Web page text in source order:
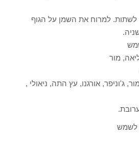
למרוח את השמן על הגוף
ג'וניפר, אורגנו, עץ התה, ניאולי ,
לשמש